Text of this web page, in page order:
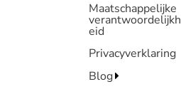
Maatschappelijke
verantwoordelijkh
eid
Privacyverklaring
Blog